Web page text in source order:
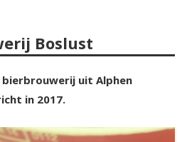
Boslust
uit Alphen
in 2017.